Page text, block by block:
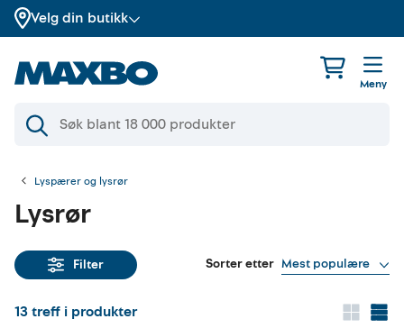
Velg din butikk
Meny
Lyspærer og lysrør
Lysrør
Filter Sorter etter Mest populære
13treff i produkter